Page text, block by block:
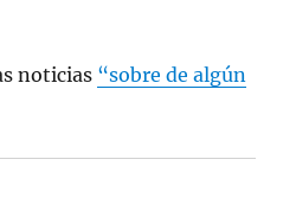
noticias “sobre de algún